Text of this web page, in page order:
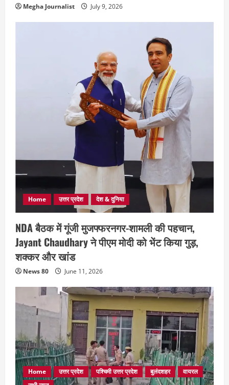
Megha Journalist July 9, 2026
Home उत्तर प्रदेश देश & दुनिया
NDA बैठक में गूंजी मुजफ्फरनगर-शामली की पहचान,
Jayant Chaudhary ने पीएम मोदी को भेंट किया गुड़,
शक्कर और खांड
News 80 June 11, 2026
Home उत्तर प्रदेश पश्चिमी उत्तर प्रदेश बुलंदशहर
वायरल